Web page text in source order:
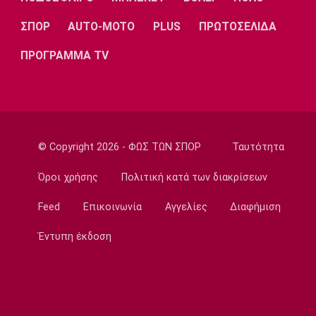
Επίσημα στη Ρεάλ Μαδρίτης ο Ντιομαντέ
22:20
Κολύμβηση
κάνατε υπερήφανους και ευτυχισμένους»
Ο Ζορζίνιο στον Πανσερραϊκό
ΣΠΟΡ AUTO-MOTO PLUS ΠΡΩΤΟΣΕΛΙΔΑ
ΠΡΟΓΡΑΜΜΑ TV
© Copyright 2026 - ΦΩΣ ΤΩΝ ΣΠΟΡ Ταυτότητα
Όροι χρήσης Πολιτική κατά των διακρίσεων
Feed Επικοινωνία Αγγελίες Διαφήμιση
Έντυπη έκδοση